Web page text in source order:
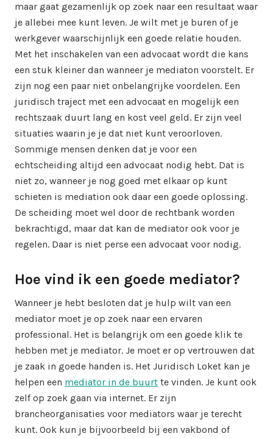
maar gaat gezamenlijk op zoek naar een resultaat waar
je allebei mee kunt leven. Je wilt met je buren of je
werkgever waarschijnlijk een goede relatie houden.
Met het inschakelen van een advocaat wordt die kans
een stuk kleiner dan wanneer je mediaton voorstelt. Er
zijn nog een paar niet onbelangrijke voordelen. Een
juridisch traject met een advocaat en mogelijk een
rechtszaak duurt lang en kost veel geld. Er zijn veel
situaties waarin je je dat niet kunt veroorloven.
Sommige mensen denken dat je voor een
echtscheiding altijd een advocaat nodig hebt. Dat is
niet zo, wanneer je nog goed met elkaar op kunt
schieten is mediation ook daar een goede oplossing.
De scheiding moet wel door de rechtbank worden
bekrachtigd, maar dat kan de mediator ook voor je
regelen. Daar is niet perse een advocaat voor nodig.
Hoe vind ik een goede mediator?
Wanneer je hebt besloten dat je hulp wilt van een
mediator moet je op zoek naar een ervaren
professional. Het is belangrijk om een goede klik te
hebben met je mediator. Je moet er op vertrouwen dat
je zaak in goede handen is. Het Juridisch Loket kan je
helpen een mediator in de buurt te vinden. Je kunt ook
zelf op zoek gaan via internet. Er zijn
brancheorganisaties voor mediators waar je terecht
kunt. Ook kun je bijvoorbeeld bij een vakbond of